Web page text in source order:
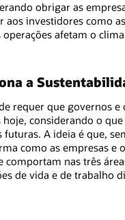
obrigar as
aos investidores como
afetam o
a
requer que governos e
considerando o que
futuras. A ideia é que,
como as empresas e
comportam nas três
de vida e de trabalho